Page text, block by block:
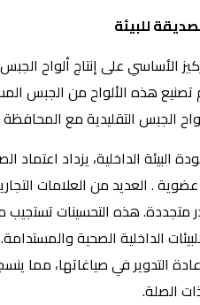
للبيئة
الأساسي على إنتاج ألواح
تصنيع هذه الألواح من الجبس
الجبس التقليدية مع المحافظة
عضوية . العديد من العلامات
الداخلية الصحية
التدوير في صياغاتها، مما
الصلة.